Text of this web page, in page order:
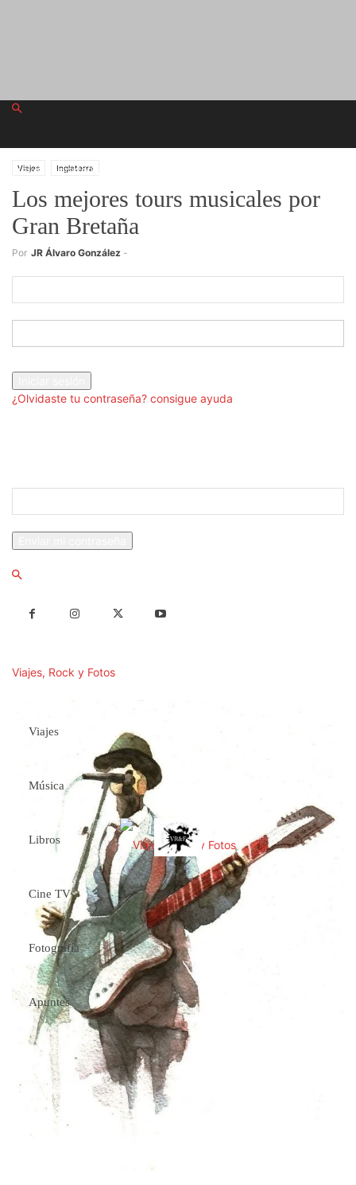
jueves, agosto 6, 2026
¿Olvidaste tu contraseña? consigue ayuda
Viajes, Rock y Fotos
Viajes
Música
Libros
Cine TV
Fotografía
Apuntes
Viajes Inglaterra
Los mejores tours musicales por
Gran Bretaña
Por JR Álvaro González -